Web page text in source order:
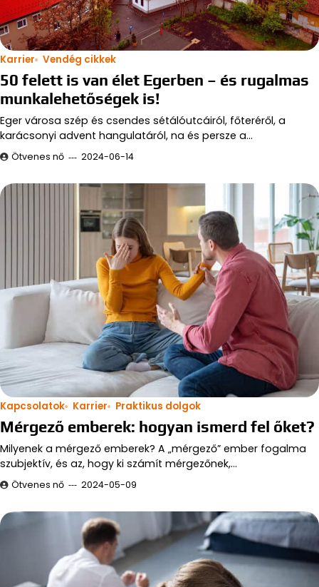
Karrier Vendég cikkek
50 felett is van élet Egerben – és rugalmas
munkalehetőségek is!
Eger városa szép és csendes sétálóutcáiról, főteréről, a
karácsonyi advent hangulatáról, na és persze a…
Ötvenes nő 2024-06-14
Kapcsolatok Karrier Praktikus dolgok
Mérgező emberek: hogyan ismerd fel őket?
Milyenek a mérgező emberek? A „mérgező” ember fogalma
szubjektív, és az, hogy ki számít mérgezőnek,…
Ötvenes nő 2024-05-09